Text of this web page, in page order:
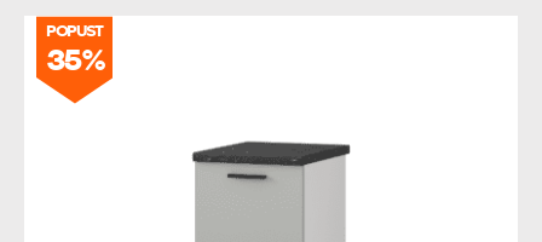
POPUST
35%